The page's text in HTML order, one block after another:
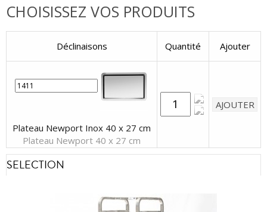
CHOISISSEZ VOS PRODUITS
Déclinaisons Quantité Ajouter
Plateau Newport Inox 40 x 27 cm
Plateau Newport 40 x 27 cm
SELECTION